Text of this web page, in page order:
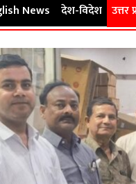
News देश-विदेश उत्तर